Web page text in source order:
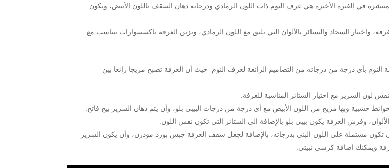
في الفترة الأخيرة هي غرف النوم ذات اللون الرمادي ودرجاته دهان السقف باللون الأبيض، ويكون
واختيار السجاد والستائر بالألوان التي تليق مع اللون الرمادي، وتزين الغرفة باكسسوارات تتناسب مع
بأي درجة من درجاته من التصاميم الرائعة لغرف النوم حيث أن الغرفة تصبح مزيجا رائعا بين
لون السرير مع اختيار الستائر المناسبة للغرفة.
خشبية وبها مزيج من اللون الأبيض مع أي درجة من درجات البيبي بلو، وأن يتم دهان السرير بيج فاتح.
وفرش الغرفة يكون بيبي بلو بالإضافة الى الستائر التي تكون نفس اللون.
تكون مشتملة على اللون البني بدرجاته، بالإضافة لجعل سقف الغرفة جبس بورد مودرن، وأن يكون السرير
ويمكنك اضافة كرسي نبيتي.